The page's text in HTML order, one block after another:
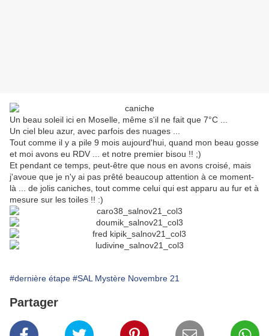
Un beau soleil ici en Moselle, même s'il ne fait que 7°C ...
Un ciel bleu azur, avec parfois des nuages ...
Tout comme il y a pile 9 mois aujourd'hui, quand mon beau gosse
et moi avons eu RDV ... et notre premier bisou !! ;)
Et pendant ce temps, peut-être que nous en avons croisé, mais
j'avoue que je n'y ai pas prêté beaucoup attention à ce moment-
là ... de jolis caniches, tout comme celui qui est apparu au fur et à
mesure sur les toiles !! :)
#dernière étape #SAL Mystère Novembre 21
Partager